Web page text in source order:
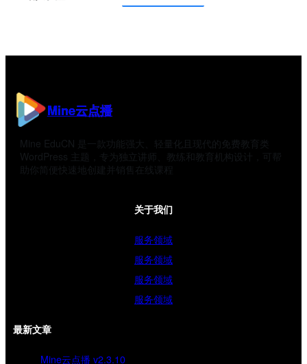
Mine云点播
Mine EduCN 是一款功能强大、轻量化且现代的免费教育类
WordPress 主题，专为独立讲师、教练和教育机构设计，可帮
助你简便快速地创建并销售在线课程
关于我们
服务领域
服务领域
服务领域
服务领域
最新文章
Mine云点播 v2.3.10